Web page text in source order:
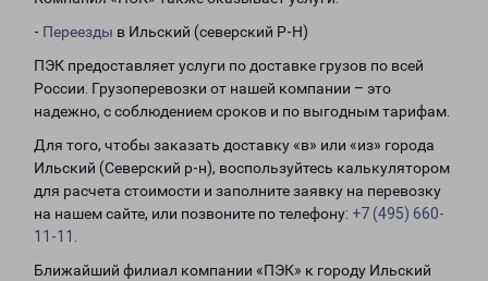
- Переезды в Ильский (северский Р-Н)
ПЭК предоставляет услуги по доставке грузов по всей
России. Грузоперевозки от нашей компании – это
надежно, с соблюдением сроков и по выгодным тарифам.
Для того, чтобы заказать доставку «в» или «из» города
Ильский (Северский р-н), воспользуйтесь калькулятором
для расчета стоимости и заполните заявку на перевозку
на нашем сайте, или позвоните по телефону: +7 (495) 660-
11-11
Ближайший филиал компании «ПЭК» к городу Ильский